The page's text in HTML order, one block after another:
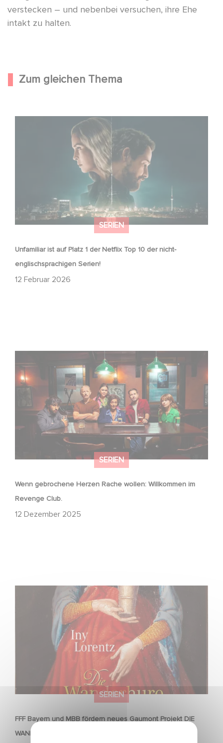
verstecken – und nebenbei versuchen, ihre Ehe
intakt zu halten.
Zum gleichen Thema
SERIEN
Unfamiliar ist auf Platz 1 der Netflix Top 10 der nicht-
englischsprachigen Serien!
12 Februar 2026
Unfamiliar ist auf Platz 1 der Netflix Top 10 der nicht-
englischsprachigen Serien!
SERIEN
Wenn gebrochene Herzen Rache wollen: Willkommen im
Revenge Club.
12 Dezember 2025
Wenn gebrochene Herzen Rache wollen: Willkommen im
Revenge Club.
SERIEN
FFF Bayern und MBB fördern neues Gaumont Projekt DIE
WANDERHURE
FFF Bayern und MBB fördern neues Gaumont Projekt DIE
WANDERHURE